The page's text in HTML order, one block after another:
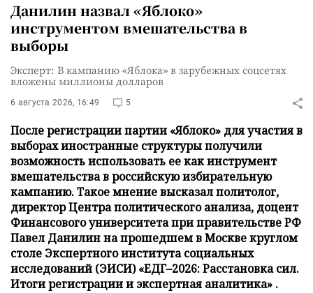
Данилин назвал «Яблоко»
инструментом вмешательства в
выборы
Эксперт: В кампанию «Яблока» в зарубежных соцсетях
вложены миллионы долларов
6 августа 2026, 16:49 5
После регистрации партии «Яблоко» для участия в
выборах иностранные структуры получили
возможность использовать ее как инструмент
вмешательства в российскую избирательную
кампанию. Такое мнение высказал политолог,
директор Центра политического анализа, доцент
Финансового университета при правительстве РФ
Павел Данилин на прошедшем в Москве круглом
столе Экспертного института социальных
исследований (ЭИСИ) «ЕДГ–2026: Расстановка сил.
Итоги регистрации и экспертная аналитика» .